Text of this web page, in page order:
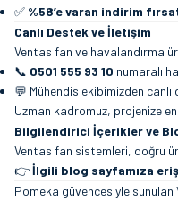
✅ %58’e varan indirim
Canlı Destek ve İletişim
Ventas fan ve havalandırma
📞 0501 555 93 10 numaralı
💬 Mühendis ekibimizden
Uzman kadromuz, projenize
Bilgilendirici İçerikler ve
Ventas fan sistemleri, doğru
👉İlgili blog sayfamıza
Pomeka güvencesiyle